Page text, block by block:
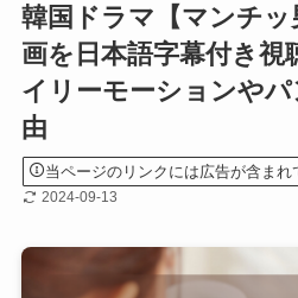
韓国ドラマ【マンチ
画を日本語字幕付き視
イリーモーションや
由
当ページのリンクには広告が含まれ
2024-09-13